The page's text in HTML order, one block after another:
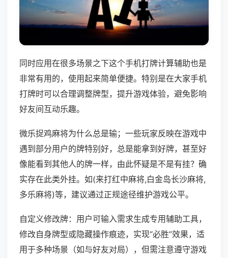
同时应用在很多场景之下这个手机打牌计算辅助也是
非常有用的，使用起来简单便捷。特别是在大家手机
打牌时可以合理调整牌型，提升游戏体验，避免影响
好友间互动乐趣。
微乐捉鸡麻将为什么总是输；一些玩家反映在游戏中
遇到部分用户的牌特别好，总是能拿到好牌，甚至好
像能看到其他人的牌一样，由此怀疑是不是有挂？确
实存在此类外挂。如(来打红中麻将,白金岛长沙麻将,
多乐麻将)等，建议通过正规途径维护游戏公平。
自定义修改牌：用户可输入需求生成专用辅助工具，
修改自身牌型或隐藏操作痕迹，实现“必胜”效果，适
用于多种场景（如与好友对局），但需注意遵守游戏